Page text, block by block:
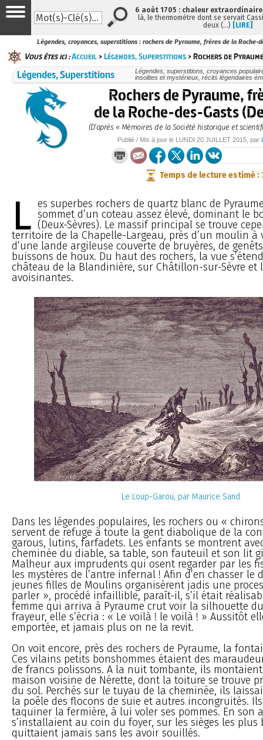
Légendes, croyances, superstitions : rochers de Pyraume, frères de la Roche-
Vous êtes ici :Accueil >Légendes, Superstitions > Rochers de
Légendes, Superstitions
Légendes, superstitions, croyances
insolites et mystérieux, récits légendaires
Rochers de Pyraume,
de la Roche-des-Gasts
(D’après « Mémoires de la Société historique et
Publié / Mis à jour le LUNDI 20 JUILLET 2015 , par
Temps de lecture estimé :
L es superbes rochers de quartz blanc de
sommet d’un coteau assez élevé, dominant le
(Deux-Sèvres). Le massif principal se trouve
territoire de la Chapelle-Largeau, près d’un moulin
d’une lande argileuse couverte de bruyères, de
buissons de houx. Du haut des rochers, la vue
château de la Blandinière, sur Châtillon-sur-Sèvre et
avoisinantes.
Le Loup-Garou, par Maurice Sand
Dans les légendes populaires, les rochers ou «
servent de refuge à toute la gent diabolique de la
garous, lutins, farfadets. Les enfants se montrent
cheminée du diable, sa table, son fauteuil et son lit
Malheur aux imprudents qui osent regarder par les
les mystères de l’antre infernal ! Afin d’en chasser le
jeunes filles de Moulins organisèrent jadis une
parler », procédé infaillible, paraît-il, s’il était
femme qui arriva à Pyraume crut voir la silhouette
frayeur, elle s’écria : « Le voilà ! le voilà ! » Aussitôt
emportée, et jamais plus on ne la revit.
On voit encore, près des rochers de Pyraume, la
Ces vilains petits bonshommes étaient des
de francs polissons. A la nuit tombante, ils
maison voisine de Nérette, dont la toiture se trouve
du sol. Perchés sur le tuyau de la cheminée, ils
la poêle des flocons de suie et autres incongruités.
taquiner la fermière, à lui voler ses pommes. En son
s’installaient au coin du foyer, sur les sièges les plus
quittaient jamais sans les avoir souillés.
6 août 1705 : chaleur
là, le thermomètre dont se servait
deux (…) [LIRE]